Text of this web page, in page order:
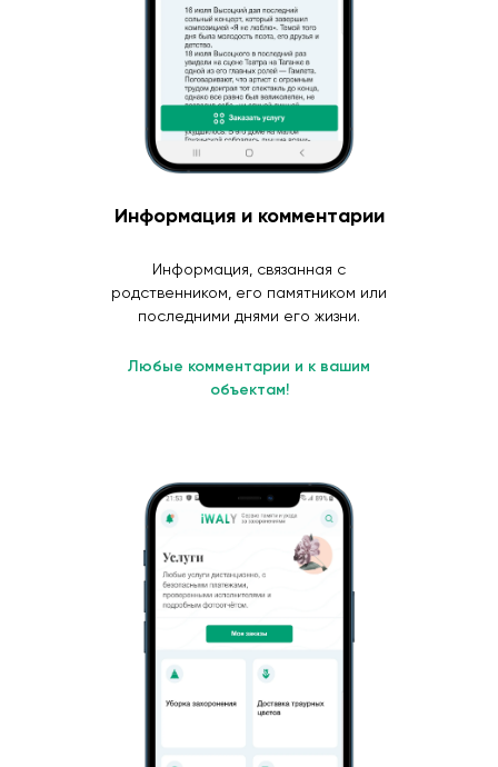
Информация и комментарии
Информация, связанная с
родственником, его памятником или
последними днями его жизни.
Любые комментарии и к вашим
объектам!